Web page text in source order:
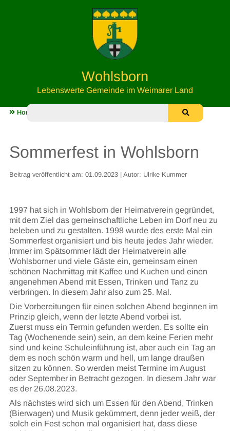
Wohlsborn
Lebenswerte Gemeinde im Weimarer Land
Home Sommerfest in Wohlsborn
Sommerfest in Wohlsborn
Beitrag veröffentlicht am: 01.09.2023 | Autor: Ulrike Kummer
1997 hat sich in Wohlsborn der Heimatverein gegründet,
mit dem Ziel das gemeinschaftliche Leben im Dorf neu zu
beleben und zu gestalten. 1998 wurde des erste Mal ein
Sommerfest organisiert und bis heute jedes Jahr wieder.
Immer im Spätsommer lädt der Heimatverein alle
Wohlsborner und viele Gäste ein, gemeinsam einen
schönen Nachmittag mit Kaffee und Kuchen und einen
angenehmen Abend mit Essen, Trinken und Tanz zu
verbringen. In diesem Jahr also zum 25. Mal.
Die Vorbereitungen für einen solchen Abend beginnen im
Prinzip gleich, wenn der letzte Abend vorbei ist.
Zuerst muss ein Termin gefunden werden. Es sollte ein
Tag (Wochenende sein) sein, an dem keine Ferien mehr
sind und keine Schuleinführung ist, aber auch ein Tag an
dem es noch schön warm und hell, um lange draußen
sitzen zu können. So werden meist Termine im August
oder September in Betracht gezogen. In diesem Jahr war
es der 26.08.2023.
Als nächstes wird sich um Essen für den Abend, Trinken
(Bierwagen) und Musik gekümmert, denn jeder weiß, der
solch ein Fest schon mal organisiert hat, dass diese